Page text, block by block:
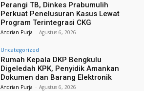
Perangi TB, Dinkes Prabumulih
Perkuat Penelusuran Kasus Lewat
Program Terintegrasi CKG
Andrian Purja - Agustus 6, 2026
Uncategorized
Rumah Kepala DKP Bengkulu
Digeledah KPK, Penyidik Amankan
Dokumen dan Barang Elektronik
Andrian Purja - Agustus 6, 2026